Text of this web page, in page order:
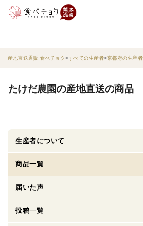
産地直送通販 食べチョク すべての生産者 京都府の生産者
たけだ農園の産地直送の商品
生産者について
商品一覧
届いた声
投稿一覧